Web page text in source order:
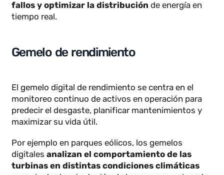
partes mas pequeñas de la línea de producción
ya que se representa virtualmente cada una de las
Se emplea para gestionar el comportamiento del
Por ejemplo en las redes eléctricas inteligentes, los
operadores utilizan gemelos digitales parasimular
escenarios de demanda energética, predecir
tiempo real.